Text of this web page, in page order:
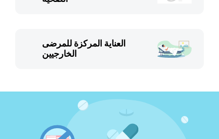
العناية المركزة للمرضى
الخارجيين